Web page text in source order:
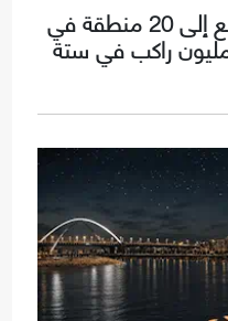
(حافلات تحت الطلب) تتوسع إلى 20 منطقة في
راكب في ستة